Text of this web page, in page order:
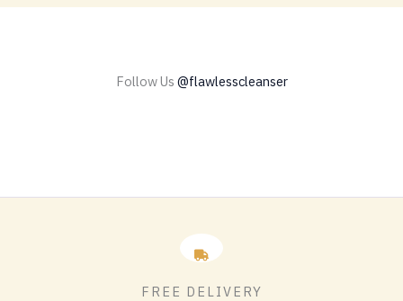
Follow Us @flawlesscleanser
FREE DELIVERY